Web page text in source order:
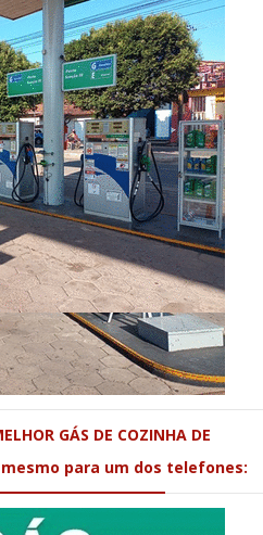
GÁS DE COZINHA DE
mesmo para um dos telefones: